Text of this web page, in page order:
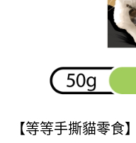
【等等手撕貓零食